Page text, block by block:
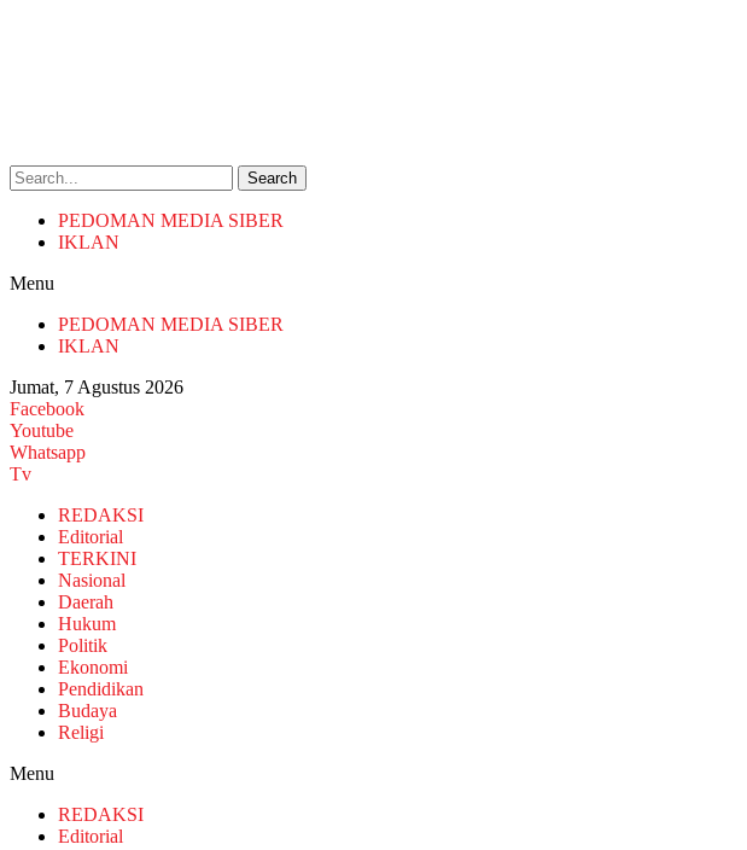
Search
PEDOMAN MEDIA SIBER
IKLAN
Menu
PEDOMAN MEDIA SIBER
IKLAN
Jumat, 7 Agustus 2026
Facebook
Youtube
Whatsapp
Tv
REDAKSI
Editorial
TERKINI
Nasional
Daerah
Hukum
Politik
Ekonomi
Pendidikan
Budaya
Religi
Menu
REDAKSI
Editorial